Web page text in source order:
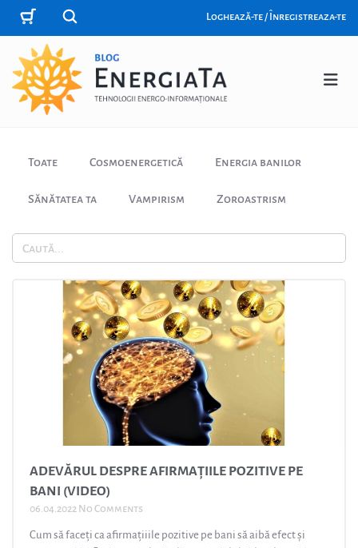
Loghează-te / Înregistreaza-te
Toate Cosmoenergetică Energia banilor
Sănătatea ta Vampirism Zoroastrism
ADEVĂRUL DESPRE AFIRMAȚIILE POZITIVE PE
BANI (VIDEO)
06.04.2022 No Comments
Cum să faceți ca afirmațiiile pozitive pe bani să aibă efect și